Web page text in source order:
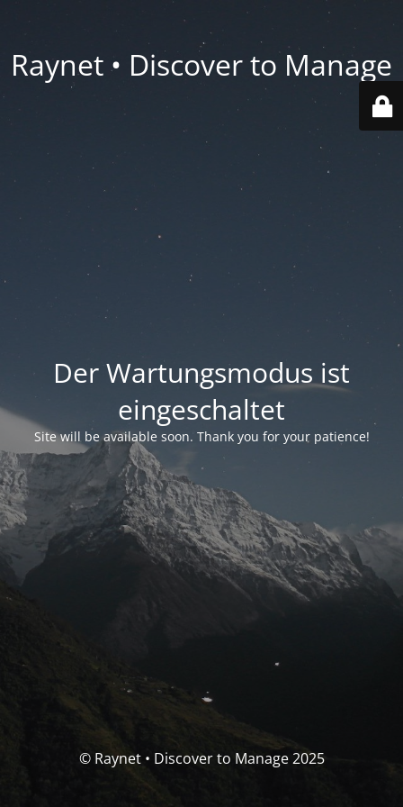
Raynet • Discover to Manage
Der Wartungsmodus ist
eingeschaltet
Site will be available soon. Thank you for your patience!
© Raynet • Discover to Manage 2025